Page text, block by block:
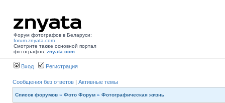
Форум фотографов в Беларуси:
forum.znyata.com
Смотрите также основной портал
фотографов: znyata.com
Вход Регистрация
Сообщения без ответов | Активные темы
Список форумов » Фото Форум » Фотографическая жизнь